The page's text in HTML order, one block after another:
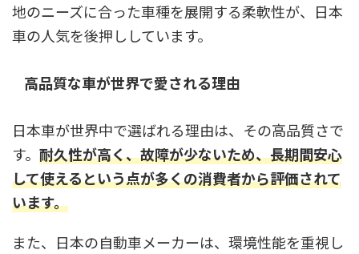
地のニーズに合った車種を展開する柔軟性が、日本
車の人気を後押ししています。
高品質な車が世界で愛される理由
日本車が世界中で選ばれる理由は、その高品質さで
す。 耐久性が高く、故障が少ないため、長期間安心
して使えるという点が多くの消費者から評価されて
います。
また、日本の自動車メーカーは、環境性能を重視し